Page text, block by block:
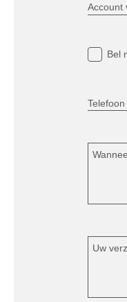
Account
Bel
Telefoon
Uw